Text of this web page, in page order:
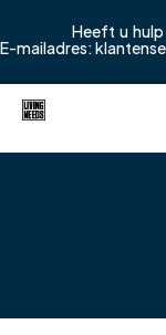
Heeft u
E-mailadres: